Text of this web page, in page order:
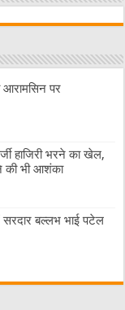
आरामसिन पर
हाजिरी भरने का खेल,
की भी आशंका
सरदार बल्लभ भाई पटेल